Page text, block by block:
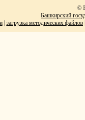
©
Башкирский
загрузка методических файлов